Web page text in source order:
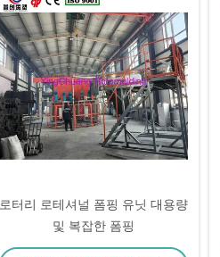
로터리 로테셔널 폼핑 유닛 대용량
및 복잡한 폼핑